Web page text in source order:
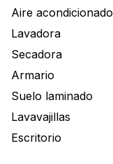
Aire acondicionado
Lavadora
Secadora
Armario
Suelo laminado
Lavavajillas
Escritorio